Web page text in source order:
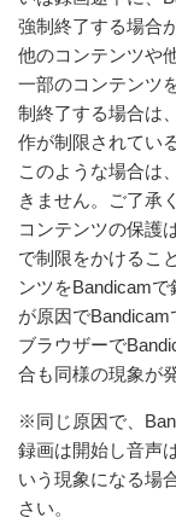
強制終了する場合
他のコンテンツや
一部のコンテンツ
制終了する場合は
作が制限されてい
このような場合は
きません。ご了承
コンテンツの保護
で制限をかけるこ
ンツをBandicam
が原因でBandicam
ブラウザーで
合も同様の現象が
※同じ原因で、
録画は開始し音声
いう現象になる場
さい。